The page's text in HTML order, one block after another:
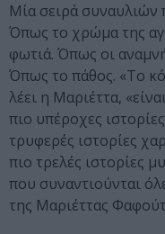
Μία σειρά συναυλιών
Όπως το χρώμα της
φωτιά. Όπως οι
Όπως το πάθος. «Το
λέει η Μαριέττα,
πιο υπέροχες
τρυφερές ιστορίες
πιο τρελές ιστορίες
που συναντιούνται
της Μαριέττας